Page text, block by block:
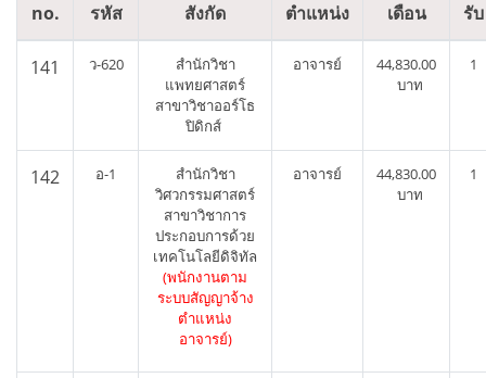
no. รหัส สังกัด ตำแหน่ง
เดือน
รับ
141 ว-620
สำนักวิชา
แพทยศาสตร์
สาขาวิชาออร์โธ
ปิดิกส์
อาจารย์
44,830.00
บาท
1
142 อ-1
สำนักวิชา
วิศวกรรมศาสตร์
สาขาวิชาการ
ประกอบการด้วย
เทคโนโลยีดิจิทัล
(พนักงานตาม
ระบบสัญญาจ้าง
ตำแหน่ง
อาจารย์)
อาจารย์
44,830.00
บาท
1